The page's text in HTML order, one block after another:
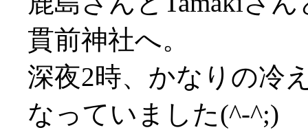
貫前神社へ。
深夜2時、かなりの冷
なっていました(^-^;)